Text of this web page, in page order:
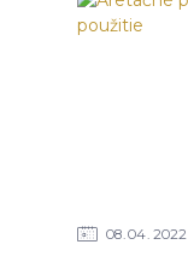
08 04 2022